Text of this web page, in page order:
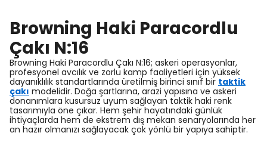
Browning Haki Paracordlu
Çakı N:16
Browning Haki Paracordlu Çakı N:16; askeri operasyonlar,
profesyonel avcılık ve zorlu kamp faaliyetleri için yüksek
dayanıklılık standartlarında üretilmiş birinci sınıf bir taktik
çakı modelidir. Doğa şartlarına, arazi yapısına ve askeri
donanımlara kusursuz uyum sağlayan taktik haki renk
tasarımıyla öne çıkar. Hem şehir hayatındaki günlük
ihtiyaçlarda hem de ekstrem dış mekan senaryolarında her
an hazır olmanızı sağlayacak çok yönlü bir yapıya sahiptir.